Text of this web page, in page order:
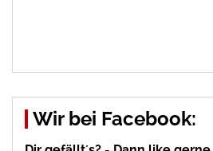
Wir bei Facebook: